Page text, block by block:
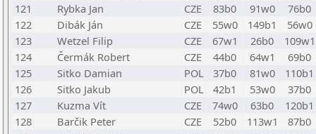
121
Rybka Jan CZE 83b0 91w0
76b0
122
Dibák Ján CZE 55w0 149b1
56w0
123
Wetzel Filip CZE 67w1 26b0
109w1
124
Čermák Robert CZE 44b0 64w1
69b0
125
Sitko Damian POL 37b0 81w0
110b1
126
Sitko Jakub POL 42b1 53w0
37b0
127
Kuzma Vít CZE 74w0 63b0
120b1
128
Barčik Peter CZE 52b0 113w1
87b0